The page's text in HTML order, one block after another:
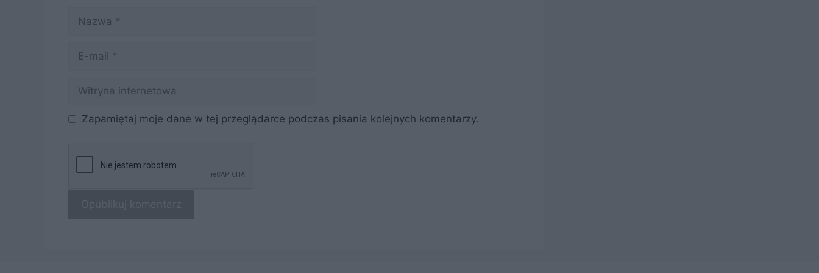
internetowa
Zapamiętaj moje dane w tej przeglądarce podczas pisania kolejnych komentarzy.